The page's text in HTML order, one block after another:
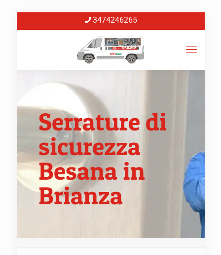
3474246265
Serrature di
sicurezza
Besana in
Brianza